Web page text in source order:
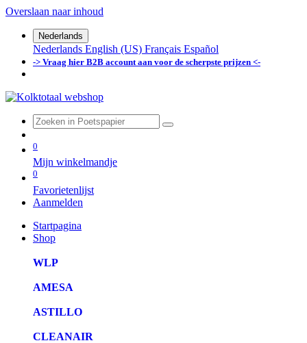
Overslaan naar inhoud
Nederlands
Nederlands English (US) Français Español
-> Vraag hier B2B account aan voor de scherpste prijzen <-
0
Mijn winkelmandje
0
Favorietenlijst
Aanmelden
Startpagina
Shop
WLP
AMESA
ASTILLO
CLEANAIR